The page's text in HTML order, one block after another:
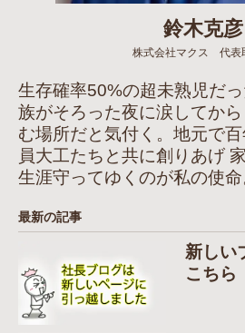
鈴木克彦
株式会社マクス 代表
生存確率50%の超未熟児だ
族がそろった夜に涙してか
む場所だと気付く。地元で
員大工たちと共に創りあげ
生涯守ってゆくのが私の使命
最新の記事
新しい
こちら